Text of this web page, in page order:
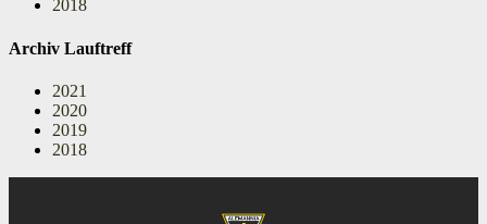
2018
Archiv Lauftreff
2021
2020
2019
2018